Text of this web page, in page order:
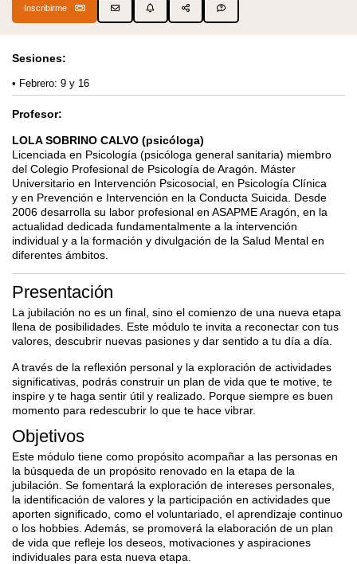
Inscribirme
Sesiones:
Febrero: 9 y 16
Profesor:
LOLA SOBRINO CALVO (psicóloga)
Licenciada en Psicología (psicóloga general sanitaria) miembro
del Colegio Profesional de Psicología de Aragón. Máster
Universitario en Intervención Psicosocial, en Psicología Clínica
y en Prevención e Intervención en la Conducta Suicida. Desde
2006 desarrolla su labor profesional en ASAPME Aragón, en la
actualidad dedicada fundamentalmente a la intervención
individual y a la formación y divulgación de la Salud Mental en
diferentes ámbitos.
Presentación
La jubilación no es un final, sino el comienzo de una nueva etapa
llena de posibilidades. Este módulo te invita a reconectar con tus
valores, descubrir nuevas pasiones y dar sentido a tu día a día.
A través de la reflexión personal y la exploración de actividades
significativas, podrás construir un plan de vida que te motive, te
inspire y te haga sentir útil y realizado. Porque siempre es buen
momento para redescubrir lo que te hace vibrar.
Objetivos
Este módulo tiene como propósito acompañar a las personas en
la búsqueda de un propósito renovado en la etapa de la
jubilación. Se fomentará la exploración de intereses personales,
la identificación de valores y la participación en actividades que
aporten significado, como el voluntariado, el aprendizaje continuo
o los hobbies. Además, se promoverá la elaboración de un plan
de vida que refleje los deseos, motivaciones y aspiraciones
individuales para esta nueva etapa.